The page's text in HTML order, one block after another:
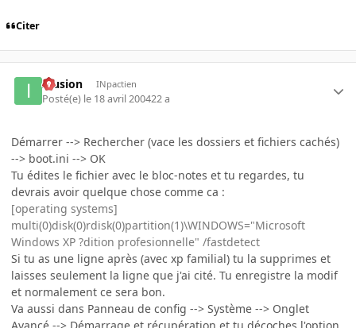
Citer
Illusion INpactien
Posté(e) le 18 avril 200422 a
Démarrer --> Rechercher (vace les dossiers et fichiers cachés)
--> boot.ini --> OK
Tu édites le fichier avec le bloc-notes et tu regardes, tu
devrais avoir quelque chose comme ca :
[operating systems]
multi(0)disk(0)rdisk(0)partition(1)\WINDOWS="Microsoft
Windows XP ?dition profesionnelle" /fastdetect
Si tu as une ligne après (avec xp familial) tu la supprimes et
laisses seulement la ligne que j'ai cité. Tu enregistre la modif
et normalement ce sera bon.
Va aussi dans Panneau de config --> Système --> Onglet
Avancé --> Démarrage et récupération et tu décoches l'option